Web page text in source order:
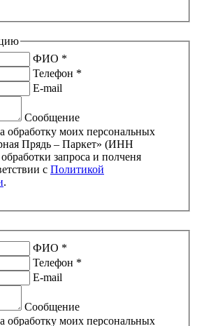
ФИО *
Телефон *
E-mail
Сообщение
обработку моих персональных
Прядь – Паркет» (ИНН
с Политикой
.
ФИО *
Телефон *
E-mail
Сообщение
обработку моих персональных